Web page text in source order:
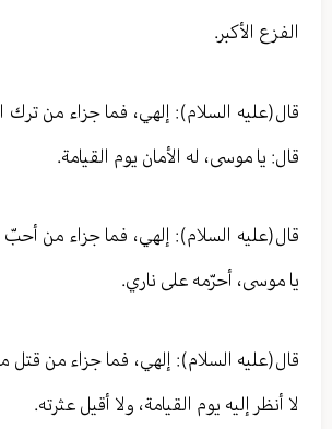
الفزع الأكبر.
قال(عليه السلام): إلهي، فما جزاء من ترك
قال: يا موسى، له الأمان يوم القيامة.
قال(عليه السلام): إلهي، فما جزاء من
يا موسى، أحرّمه على ناري.
قال(عليه السلام): إلهي، فما جزاء من قتل
لا أنظر إليه يوم القيامة، ولا أقيل عثرته.